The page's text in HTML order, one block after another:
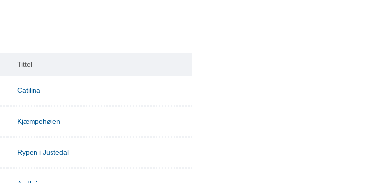
Tittel
Catilina
Kjæmpehøien
Rypen i Justedal